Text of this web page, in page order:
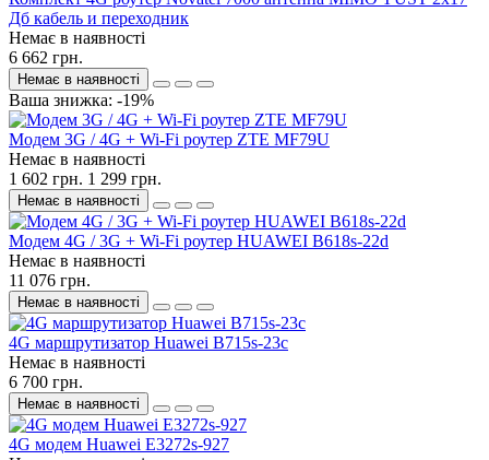
Дб кабель и переходник
Немає в наявності
6 662 грн.
Немає в наявності
Ваша знижка: -19%
Модем 3G / 4G + Wi-Fi роутер ZTE MF79U
Немає в наявності
1 602 грн. 1 299 грн.
Немає в наявності
Модем 4G / 3G + Wi-Fi роутер HUAWEI B618s-22d
Немає в наявності
11 076 грн.
Немає в наявності
4G маршрутизатор Huawei B715s-23c
Немає в наявності
6 700 грн.
Немає в наявності
4G модем Huawei E3272s-927